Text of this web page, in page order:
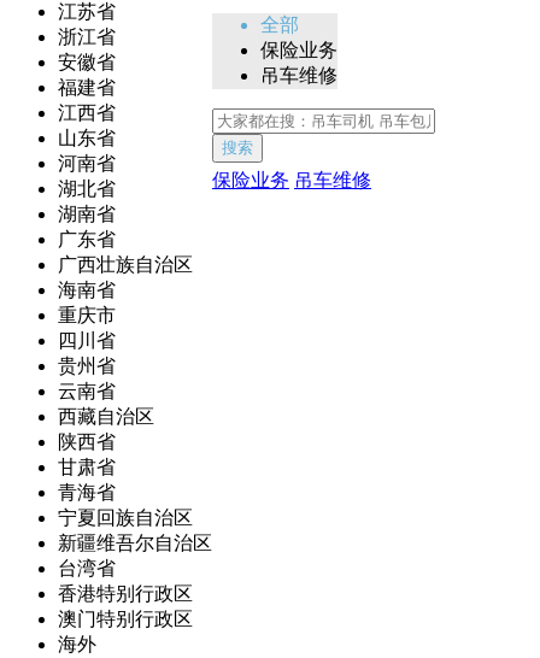
江苏省
浙江省
安徽省
福建省
江西省
山东省
河南省
湖北省
湖南省
广东省
广西壮族自治区
海南省
重庆市
四川省
贵州省
云南省
西藏自治区
陕西省
甘肃省
青海省
宁夏回族自治区
新疆维吾尔自治区
台湾省
香港特别行政区
澳门特别行政区
海外
全部
保险业务
吊车维修
搜索
保险业务 吊车维修